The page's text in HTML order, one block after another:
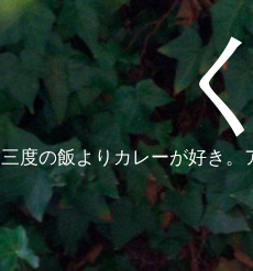
三度の飯よりカレーが好き。